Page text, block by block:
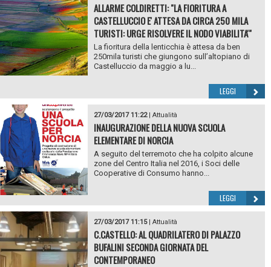
ALLARME COLDIRETTI: "LA FIORITURA A
CASTELLUCCIO E' ATTESA DA CIRCA 250 MILA
TURISTI: URGE RISOLVERE IL NODO VIABILITA'"
La fioritura della lenticchia è attesa da ben
250mila turisti che giungono sull’altopiano di
Castelluccio da maggio a lu...
LEGGI
27/03/2017 11:22| Attualità
INAUGURAZIONE DELLA NUOVA SCUOLA
ELEMENTARE DI NORCIA
A seguito del terremoto che ha colpito alcune
zone del Centro Italia nel 2016, i Soci delle
Cooperative di Consumo hanno...
LEGGI
27/03/2017 11:15| Attualità
C.CASTELLO: AL QUADRILATERO DI PALAZZO
BUFALINI SECONDA GIORNATA DEL
CONTEMPORANEO